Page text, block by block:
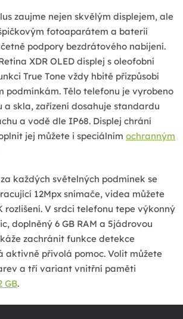
zaujme nejen skvělým displejem, ale
fotoaparátem a baterií
podpory bezdrátového nabíjení.
XDR OLED displej s oleofobní
True Tone vždy hbitě přizpůsobí
podmínkám. Tělo telefonu je vyrobeno
a skla, zařízení dosahuje standardu
a vodě dle IP68. Displej chrání
jej můžete i speciálním ochranným
každých světelných podmínek se
12Mpx snímače, videa můžete
rozlišení. V srdci telefonu tepe výkonný
doplněný 6 GB RAM a 5jádrovou
zachránit funkce detekce
aktivně přivolá pomoc. Volit můžete
a tří variant vnitřní paměti
GB.